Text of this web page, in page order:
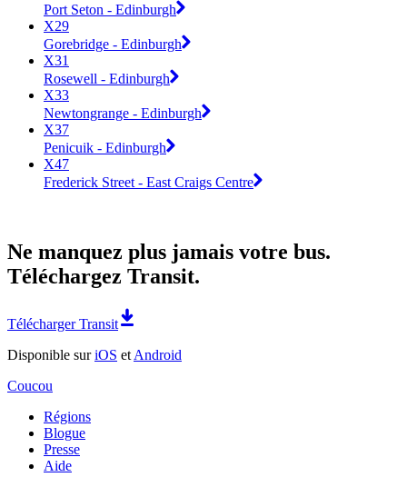
Port Seton - Edinburgh
X29
Gorebridge - Edinburgh
X31
Rosewell - Edinburgh
X33
Newtongrange - Edinburgh
X37
Penicuik - Edinburgh
X47
Frederick Street - East Craigs Centre
Ne manquez plus jamais votre bus.
Téléchargez Transit.
Télécharger Transit
Disponible suriOS et Android
Coucou
Régions
Blogue
Presse
Aide